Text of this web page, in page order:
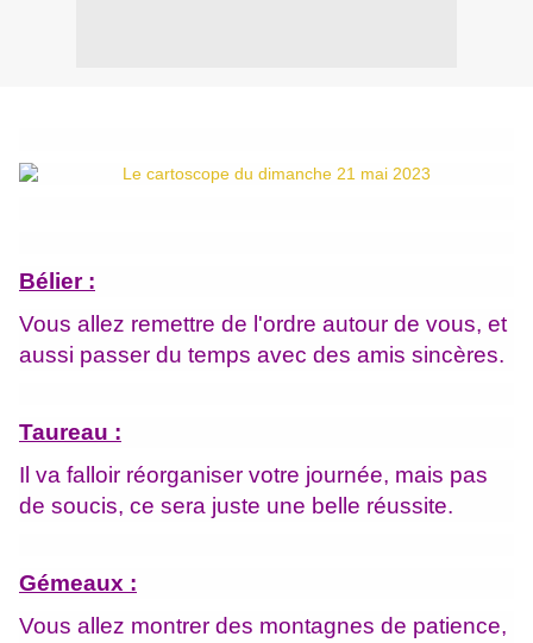
Bélier :
Vous allez remettre de l'ordre autour de vous, et
aussi passer du temps avec des amis sincères.
Taureau :
Il va falloir réorganiser votre journée, mais pas
de soucis, ce sera juste une belle réussite.
Gémeaux :
Vous allez montrer des montagnes de patience,